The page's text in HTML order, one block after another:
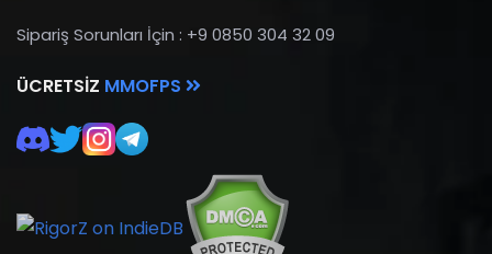
Sipariş Sorunları İçin : +9 0850 304 32 09
ÜCRETSIZ MMOFPS